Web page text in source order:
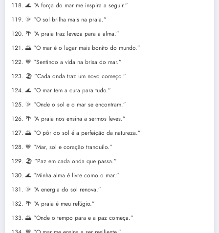
🌊 “A força do mar me inspira a seguir.”
🌞 “O sol brilha mais na praia.”
🌴 “A praia traz leveza para a alma.”
🌅 “O mar é o lugar mais bonito do mundo.”
💙 “Sentindo a vida na brisa do mar.”
🏖️ “Cada onda traz um novo começo.”
🌊 “O mar tem a cura para tudo.”
🌞 “Onde o sol e o mar se encontram.”
🌴 “A praia nos ensina a sermos leves.”
🌅 “O pôr do sol é a perfeição da natureza.”
💙 “Mar, sol e coração tranquilo.”
🏖️ “Paz em cada onda que passa.”
🌊 “Minha alma é livre como o mar.”
🌞 “A energia do sol renova.”
🌴 “A praia é meu refúgio.”
🌅 “Onde o tempo para e a paz começa.”